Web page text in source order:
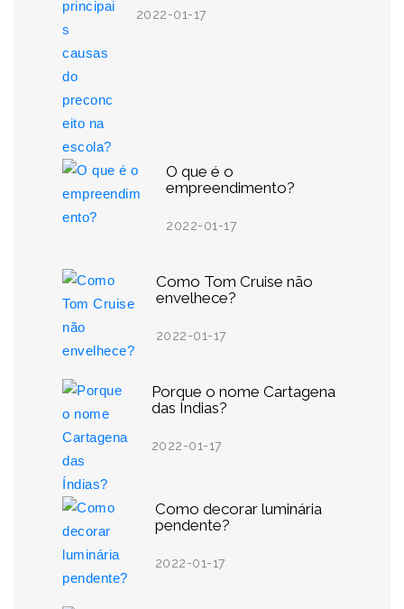
2022-01-17
O que é o
empreendimento?
2022-01-17
Como Tom Cruise não
envelhece?
2022-01-17
Porque o nome Cartagena
das Índias?
2022-01-17
Como decorar luminária
pendente?
2022-01-17